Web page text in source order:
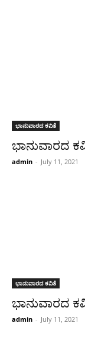
ಭಾನುವಾರದ ಕವಿತೆ
ಭಾನುವಾರದ
admin - July 11, 2021
ಭಾನುವಾರದ ಕವಿತೆ
ಭಾನುವಾರದ
admin - July 11, 2021